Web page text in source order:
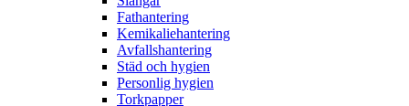
Fathantering
Kemikaliehantering
Avfallshantering
Städ och hygien
Personlig hygien
Torkpapper